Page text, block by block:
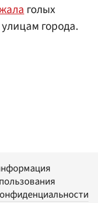
голых
города.